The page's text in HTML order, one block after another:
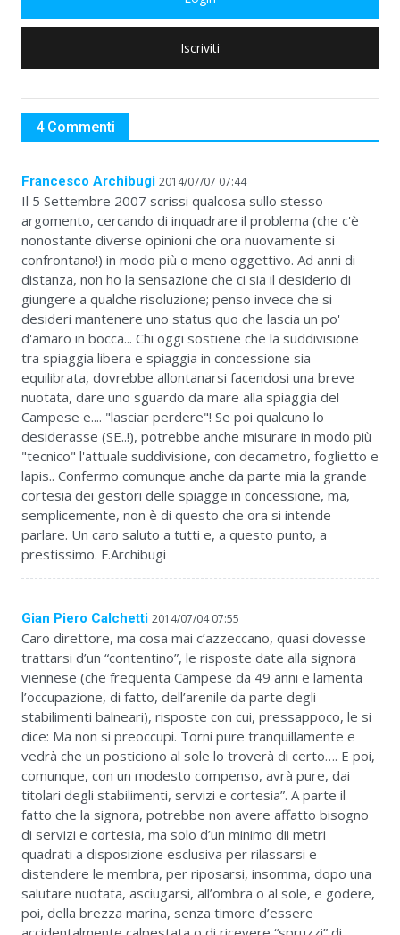
Iscriviti
4 Commenti
Francesco Archibugi 2014/07/07 07:44
Il 5 Settembre 2007 scrissi qualcosa sullo stesso
argomento, cercando di inquadrare il problema (che c'è
nonostante diverse opinioni che ora nuovamente si
confrontano!) in modo più o meno oggettivo. Ad anni di
distanza, non ho la sensazione che ci sia il desiderio di
giungere a qualche risoluzione; penso invece che si
desideri mantenere uno status quo che lascia un po'
d'amaro in bocca... Chi oggi sostiene che la suddivisione
tra spiaggia libera e spiaggia in concessione sia
equilibrata, dovrebbe allontanarsi facendosi una breve
nuotata, dare uno sguardo da mare alla spiaggia del
Campese e.... "lasciar perdere"! Se poi qualcuno lo
desiderasse (SE..!), potrebbe anche misurare in modo più
"tecnico" l'attuale suddivisione, con decametro, foglietto e
lapis.. Confermo comunque anche da parte mia la grande
cortesia dei gestori delle spiagge in concessione, ma,
semplicemente, non è di questo che ora si intende
parlare. Un caro saluto a tutti e, a questo punto, a
prestissimo. F.Archibugi
Gian Piero Calchetti 2014/07/04 07:55
Caro direttore, ma cosa mai c’azzeccano, quasi dovesse
trattarsi d’un “contentino”, le risposte date alla signora
viennese (che frequenta Campese da 49 anni e lamenta
l’occupazione, di fatto, dell’arenile da parte degli
stabilimenti balneari), risposte con cui, pressappoco, le si
dice: Ma non si preoccupi. Torni pure tranquillamente e
vedrà che un posticiono al sole lo troverà di certo…. E poi,
comunque, con un modesto compenso, avrà pure, dai
titolari degli stabilimenti, servizi e cortesia”. A parte il
fatto che la signora, potrebbe non avere affatto bisogno
di servizi e cortesia, ma solo d’un minimo dii metri
quadrati a disposizione esclusiva per rilassarsi e
distendere le membra, per riposarsi, insomma, dopo una
salutare nuotata, asciugarsi, all’ombra o al sole, e godere,
poi, della brezza marina, senza timore d’essere